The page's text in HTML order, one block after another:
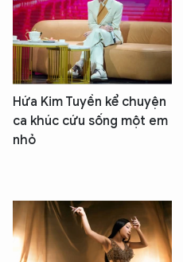
Hứa Kim Tuyền kể chuyện
ca khúc cứu sống một em
nhỏ